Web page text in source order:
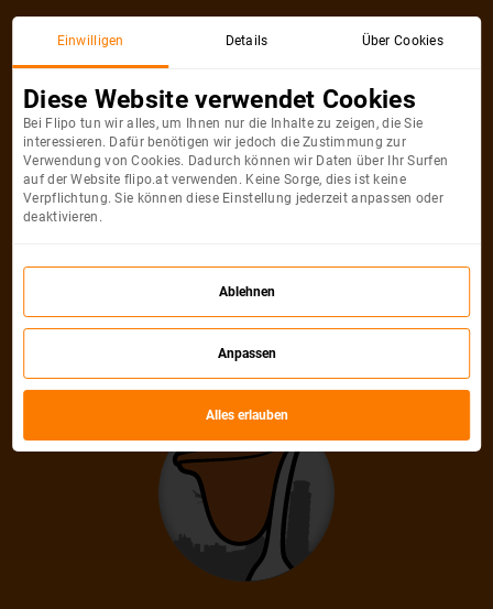
Einwilligen Details Über Cookies
Diese Website verwendet Cookies
Bei Flipo tun wir alles, um Ihnen nur die Inhalte zu zeigen, die Sie
interessieren. Dafür benötigen wir jedoch die Zustimmung zur
Verwendung von Cookies. Dadurch können wir Daten über Ihr Surfen
auf der Website flipo.at verwenden. Keine Sorge, dies ist keine
Verpflichtung. Sie können diese Einstellung jederzeit anpassen oder
deaktivieren.
Ablehnen
Anpassen
Alles erlauben